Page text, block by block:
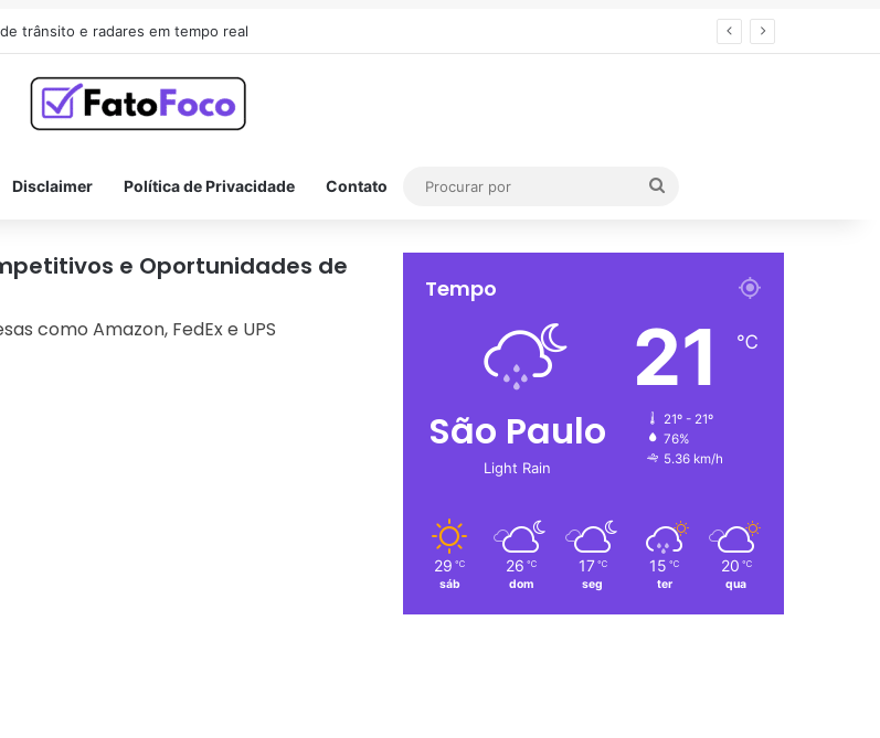
trânsito e radares em tempo real
Disclaimer Política de Privacidade Contato
Procurar
e Oportunidades de
como Amazon, FedEx e UPS
Tempo
São Paulo
Light Rain
21 ℃
21º - 21º
76%
5.36 km/h
29 ℃
sáb
26 ℃
dom
17 ℃
seg
15 ℃
ter
20 ℃
qua